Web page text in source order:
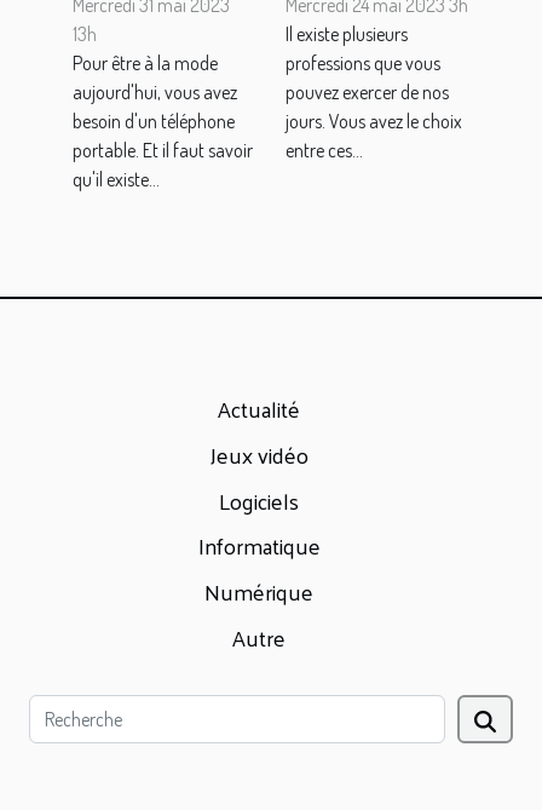
qualité pour
votre iphone 6
s ?
Mercredi 31 mai 2023
13h
Pour être à la mode
aujourd'hui, vous avez
besoin d'un téléphone
portable. Et il faut savoir
qu'il existe...
indispensables,
les étapes
d'interventions
et les types de
Mercredi 24 mai 2023 3h
Il existe plusieurs
professions que vous
pouvez exercer de nos
jours. Vous avez le choix
entre ces...
Actualité
Jeux vidéo
Logiciels
Informatique
Numérique
Autre